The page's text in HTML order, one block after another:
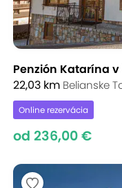
Penzión Katarína
22,03 km Belianske
Online rezervácia
od 236,00 €